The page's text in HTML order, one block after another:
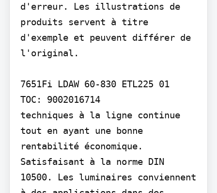
d'erreur. Les illustrations de
produits servent à titre
d'exemple et peuvent différer de
l'original.
7651Fi LDAW 60-830 ETL225 01
TOC: 9002016714
techniques à la ligne continue
tout en ayant une bonne
rentabilité économique.
Satisfaisant à la norme DIN
10500. Les luminaires conviennent